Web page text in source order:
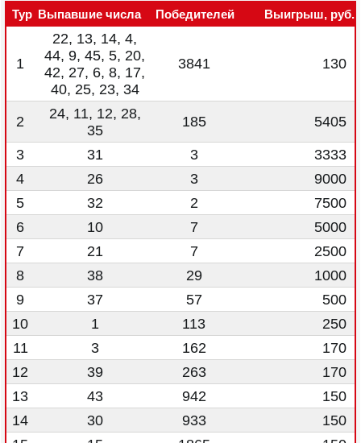
Тур Выпавшие числа Победителей Выигрыш, руб.
1
22, 13, 14, 4,
44, 9, 45, 5, 20,
42, 27, 6, 8, 17,
40, 25, 23, 34
3841 130
2
24, 11, 12, 28,
35
185 5405
3 31 3
3333
4
26 3
9000
5
32 2
7500
6
10 7
5000
7
21 7
2500
8
38 29
1000
9
37 57
500
10
1 113
250
11
3 162
170
12
39 263
170
13
43 942
150
14
30 933
150